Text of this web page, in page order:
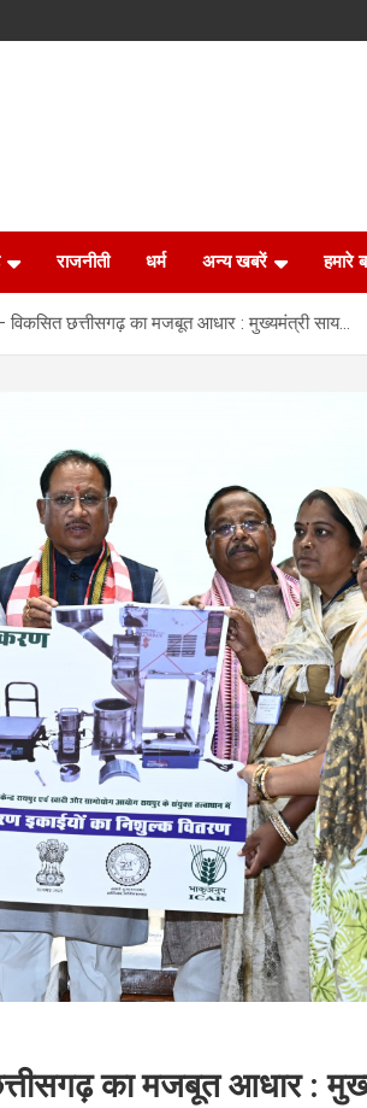
राजनीती धर्म अन्य खबरें हमारे
छत्तीसगढ़ का मजबूत आधार : मुख्यमंत्री साय…
का मजबूत आधार :